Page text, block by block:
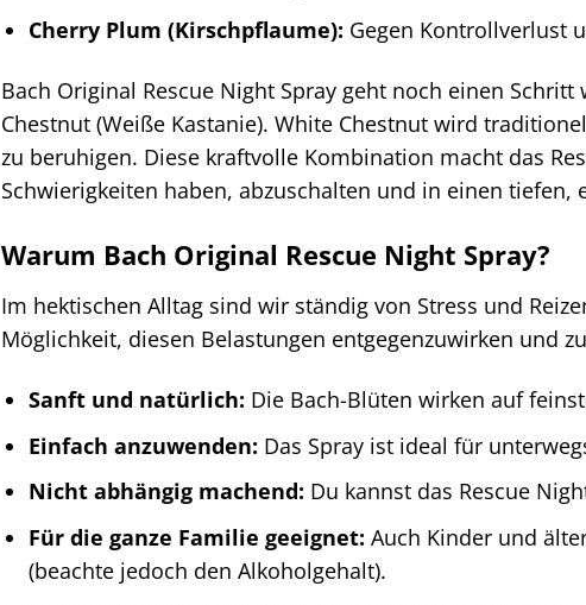
Cherry Plum (Kirschpflaume): Gegen Kontrollverlust
Bach Original Rescue Night Spray geht noch einen
Chestnut (Weiße Kastanie). White Chestnut wird
zu beruhigen. Diese kraftvolle Kombination macht das
Schwierigkeiten haben, abzuschalten und in einen tiefen,
Warum Bach Original Rescue Night Spray?
Im hektischen Alltag sind wir ständig von Stress und
Möglichkeit, diesen Belastungen entgegenzuwirken und
Sanft und natürlich: Die Bach-Blüten wirken auf
Einfach anzuwenden: Das Spray ist ideal für
Nicht abhängig machend: Du kannst das Rescue
Für die ganze Familie geeignet: Auch Kinder und
(beachte jedoch den Alkoholgehalt).